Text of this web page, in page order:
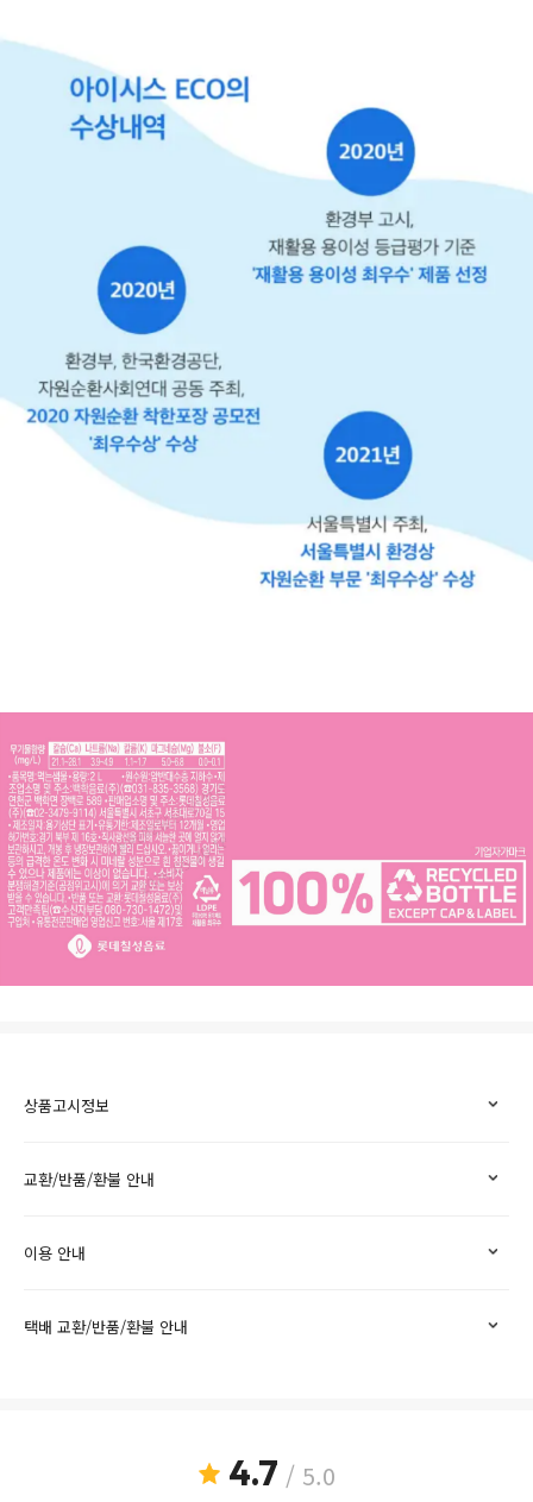
상품고시정보
교환/반품/환불 안내
이용 안내
택배 교환/반품/환불 안내
4.7 / 5.0